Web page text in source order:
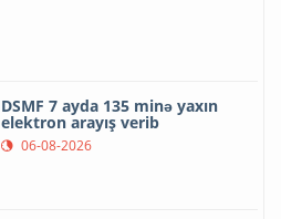
DSMF 7 ayda 135 minə yaxın
elektron arayış verib
06-08-2026